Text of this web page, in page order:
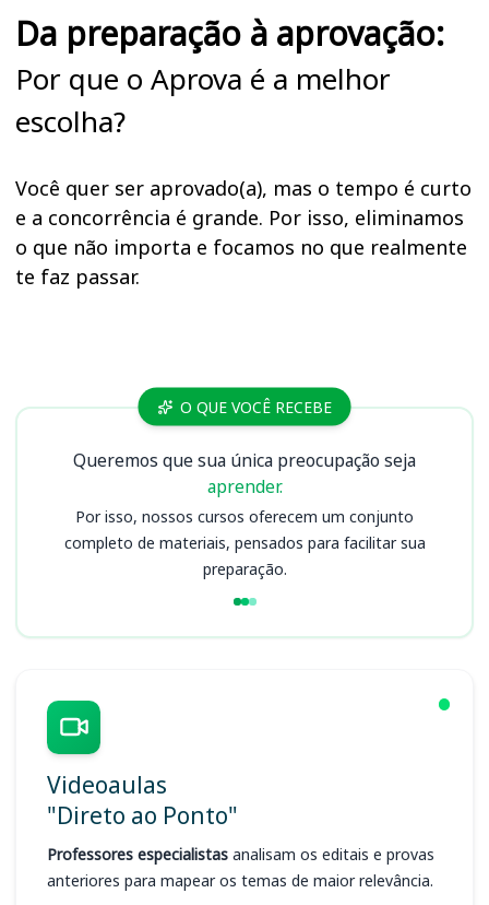
Da preparação à aprovação:
Por que o Aprova é a melhor
escolha?
Você quer ser aprovado(a), mas o tempo é curto
e a concorrência é grande. Por isso, eliminamos
o que não importa e focamos no que realmente
te faz passar.
Cursos SEJUSP MS
O QUE VOCÊ RECEBE
Queremos que sua única preocupação seja
aprender.
Por isso, nossos cursos oferecem um conjunto
completo de materiais, pensados para facilitar sua
preparação.
Videoaulas
"Direto ao Ponto"
Professores especialistas analisam os editais e provas
anteriores para mapear os temas de maior relevância.